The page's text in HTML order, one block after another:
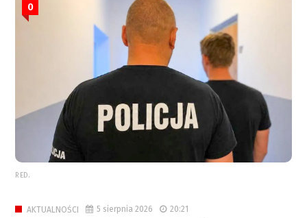
0
RED.
AKTUALNOŚCI 5 sierpnia 2026 20:21